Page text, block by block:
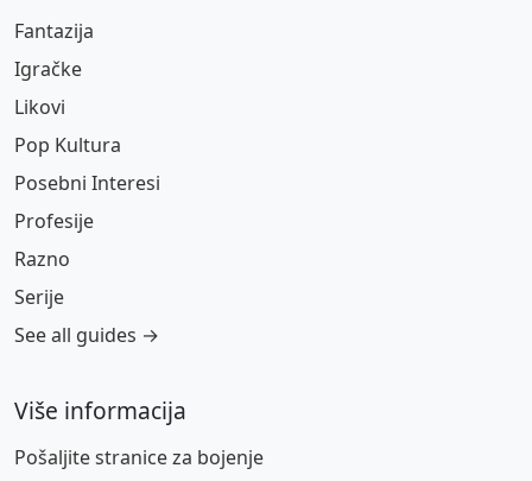
Fantazija
Igračke
Likovi
Pop Kultura
Posebni Interesi
Profesije
Razno
Serije
See all guides →
Više informacija
Pošaljite stranice za bojenje